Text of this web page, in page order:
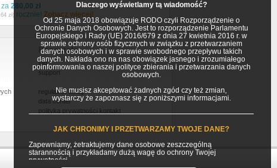
Dlaczego wyświetlamy tą wiadomość?
Od 25 maja 2018 obowiązuje RODO czyli Rozporządzenie o
Ochronie Danych Osobowych. Jest to rozporządzenie Parlamentu
Europejskiego i Rady (UE) 2016/679 z dnia 27 kwietnia 2016 r. w
sprawie ochrony osób fizycznych w związku z przetwarzaniem
danych osobowych i w sprawie swobodnego przepływu takich
danych. Nakłada ono na nas obowiązek jasnego i zrozumiałego
poinformowania o naszej polityce zbierania i przetwarzania danych
osobowych.
Nie musisz akceptować żadnych zgód czy też zmian,
wystarczy że zapoznasz się z poniższymi informacjami.
JAK CHRONIMY I PRZETWARZAMY TWOJE DANE?
Zapewniamy, żetraktujemy dane osobowe zeszczególną
starannością i przykładamy dużą wagę do ochrony Twojej
prywatności.
za 280,00 zł
zł) rocznie! Zobacz więcej!
Pozostałe
faq
support
regulamin usług
data center
polityka prywatności kontakt